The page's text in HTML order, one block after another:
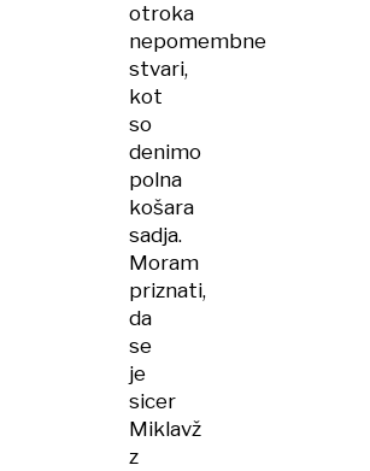
otroka
nepomembne
stvari,
kot
so
denimo
polna
košara
sadja.
Moram
priznati,
da
se
je
sicer
Miklavž
z